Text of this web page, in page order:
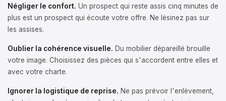
Négliger le confort. Un prospect qui reste assis cinq minutes de
plus est un prospect qui écoute votre offre. Ne lésinez pas sur
les assises.
Oublier la cohérence visuelle. Du mobilier dépareillé brouille
votre image. Choisissez des pièces qui s'accordent entre elles et
avec votre charte.
Ignorer la logistique de reprise. Ne pas prévoir l'enlèvement,